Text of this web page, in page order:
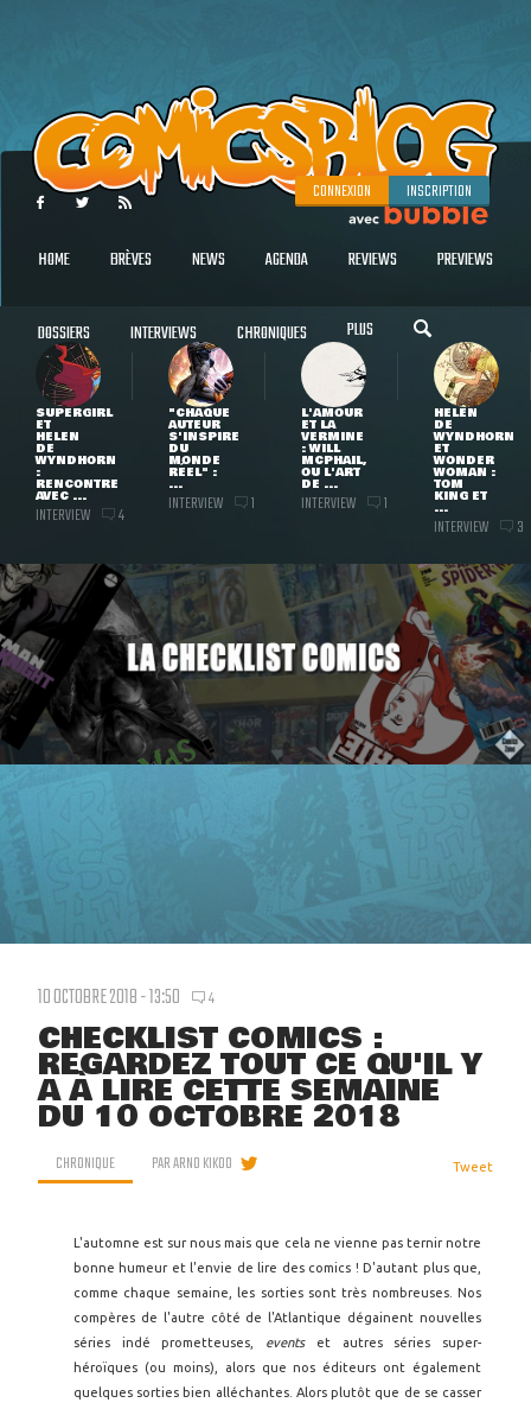
CONNEXION INSCRIPTION
HOME BRÈVES NEWS AGENDA REVIEWS PREVIEWS
DOSSIERS INTERVIEWS CHRONIQUES PLUS
SUPERGIRL
ET
HELEN
DE
WYNDHORN
:
RENCONTRE
AVEC ...
INTERVIEW 4
"CHAQUE
AUTEUR
S'INSPIRE
DU
MONDE
RÉEL" :
...
INTERVIEW 1
L'AMOUR
ET LA
VERMINE
: WILL
MCPHAIL,
OU L'ART
DE ...
INTERVIEW 1
HELEN
DE
WYNDHORN
ET
WONDER
WOMAN :
TOM
KING ET
...
INTERVIEW 3
10 OCTOBRE 2018 - 13:50 4
CHECKLIST COMICS :
REGARDEZ TOUT CE QU'IL Y
A À LIRE CETTE SEMAINE
DU 10 OCTOBRE 2018
CHRONIQUE PARARNO KIKOO Tweet
L'automne est sur nous mais que cela ne vienne pas ternir notre
bonne humeur et l'envie de lire des comics ! D'autant plus que,
comme chaque semaine, les sorties sont très nombreuses. Nos
compères de l'autre côté de l'Atlantique dégainent nouvelles
séries indé prometteuses, eventset autres séries super-
héroïques (ou moins), alors que nos éditeurs ont également
quelques sorties bien alléchantes. Alors plutôt que de se casser